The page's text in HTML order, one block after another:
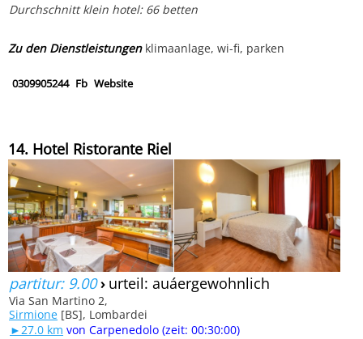
Durchschnitt klein hotel: 66 betten
Zu den Dienstleistungenklimaanlage, wi-fi, parken
0309905244 Fb Website
14. Hotel Ristorante Riel
partitur: 9.00› urteil: auáergewohnlich
Via San Martino 2,
Sirmione [BS], Lombardei
►27.0 km von Carpenedolo (zeit: 00:30:00)